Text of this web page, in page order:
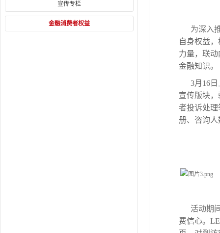
宣传专栏
金融消费者权益
为深入
自身权益
力量，联
金融知识。
3月16
宣传版块
者投诉处
册、咨询人
活动期
费信心。